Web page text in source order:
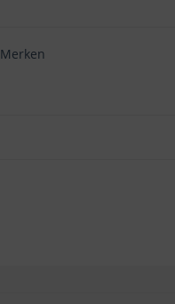
Merken